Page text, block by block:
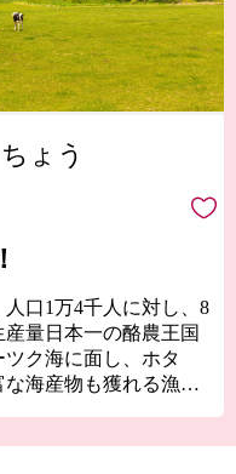
ょう
口1万4千人に対し、8
量日本一の酪農王国
ク海に面し、ホタ
海産物も獲れる漁業